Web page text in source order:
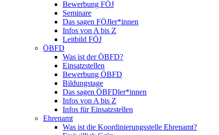
Bewerbung FÖJ
Seminare
Das sagen FÖJler*innen
Infos von A bis Z
Leitbild FÖJ
ÖBFD
Was ist der ÖBFD?
Einsatzstellen
Bewerbung ÖBFD
Bildungstage
Das sagen ÖBFDler*innen
Infos von A bis Z
Infos für Einsatzstellen
Ehrenamt
Was ist die Koordinierungsstelle Ehrenamt?